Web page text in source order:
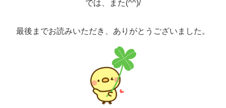
では、また(^^)/
最後までお読みいただき、ありがとうございました。